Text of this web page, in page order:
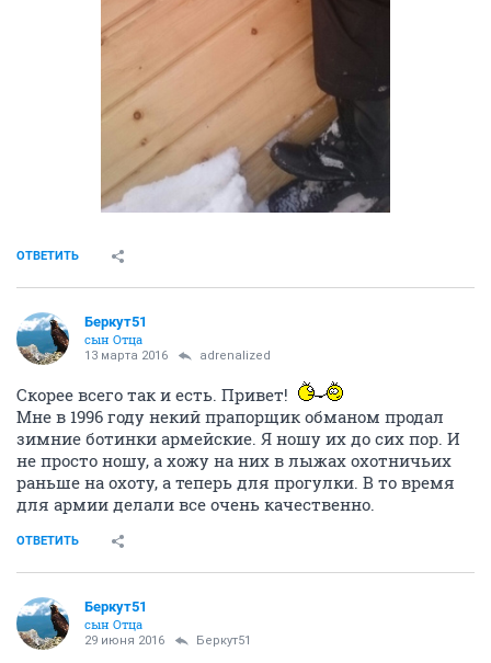
ОТВЕТИТЬ
Беркут51
сын Отца
13 марта 2016 adrenalized
Скорее всего так и есть. Привет!
Мне в 1996 году некий прапорщик обманом продал
зимние ботинки армейские. Я ношу их до сих пор. И
не просто ношу, а хожу на них в лыжах охотничьих
раньше на охоту, а теперь для прогулки. В то время
для армии делали все очень качественно.
ОТВЕТИТЬ
Беркут51
сын Отца
29 июня 2016 Беркут51